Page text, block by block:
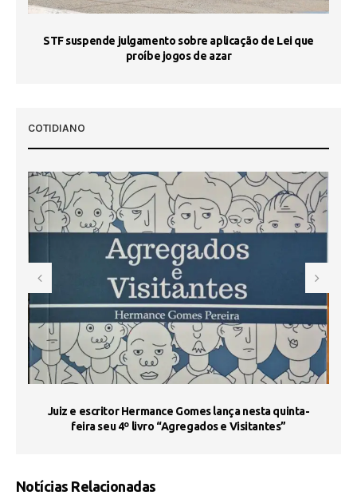
STF suspende julgamento sobre aplicação de Lei que
proíbe jogos de azar
COTIDIANO
Juiz e escritor Hermance Gomes lança nesta quinta-
feira seu 4º livro “Agregados e Visitantes”
Notícias Relacionadas